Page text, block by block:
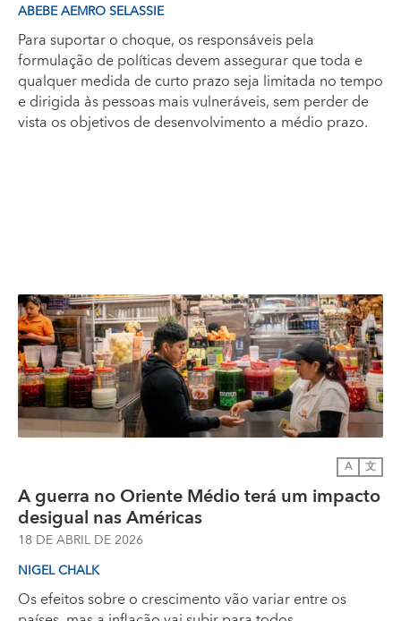
ABEBE AEMRO SELASSIE
Para suportar o choque, os responsáveis pela
formulação de políticas devem assegurar que toda e
qualquer medida de curto prazo seja limitada no tempo
e dirigida às pessoas mais vulneráveis, sem perder de
vista os objetivos de desenvolvimento a médio prazo.
A 文
A guerra no Oriente Médio terá um impacto
desigual nas Américas
18 DE ABRIL DE 2026
NIGEL CHALK
Os efeitos sobre o crescimento vão variar entre os